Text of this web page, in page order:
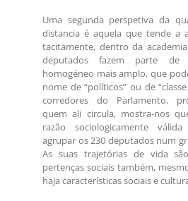
Uma segunda perspetiva da
distancia é aquela que tende a
tacitamente, dentro da
deputados fazem parte
homogéneo mais amplo, que
nome de “políticos” ou de
corredores do Parlamento,
quem ali circula, mostra-nos
razão sociologicamente
agrupar os 230 deputados num
As suas trajetórias de vida
pertenças sociais também,
haja características sociais e